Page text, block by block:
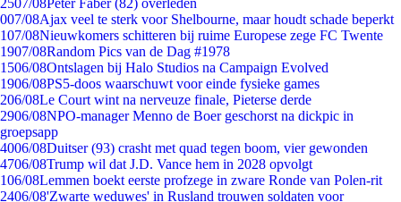
2507/08Peter Faber (82) overleden
007/08Ajax veel te sterk voor Shelbourne, maar houdt schade beperkt
107/08Nieuwkomers schitteren bij ruime Europese zege FC Twente
1907/08Random Pics van de Dag #1978
1506/08Ontslagen bij Halo Studios na Campaign Evolved
1906/08PS5-doos waarschuwt voor einde fysieke games
206/08Le Court wint na nerveuze finale, Pieterse derde
2906/08NPO-manager Menno de Boer geschorst na dickpic in
groepsapp
4006/08Duitser (93) crasht met quad tegen boom, vier gewonden
4706/08Trump wil dat J.D. Vance hem in 2028 opvolgt
106/08Lemmen boekt eerste profzege in zware Ronde van Polen-rit
2406/08'Zwarte weduwes' in Rusland trouwen soldaten voor